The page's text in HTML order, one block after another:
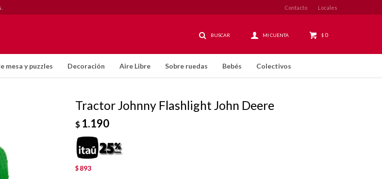
mesa y puzzles Decoración Aire Libre Sobre ruedas Bebés Colectivos
$ 0
Contacto Locales
Tractor Johnny Flashlight John Deere
$ 1.190
$ 893